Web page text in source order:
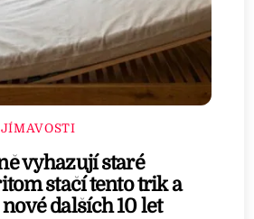
vyhazují staré
stačí tento trik a
dalších 10 let